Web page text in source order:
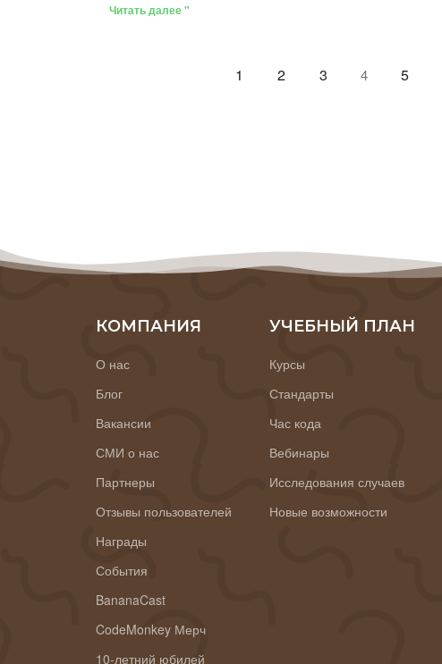
Читать далее "
1 2 3 4 5
КОМПАНИЯ
О нас
Блог
Вакансии
СМИ о нас
Партнеры
Отзывы пользователей
Награды
События
BananaCast
CodeMonkey Мерч
10-летний юбилей
УЧЕБНЫЙ ПЛАН
Курсы
Стандарты
Час кода
Вебинары
Исследования случаев
Новые возможности